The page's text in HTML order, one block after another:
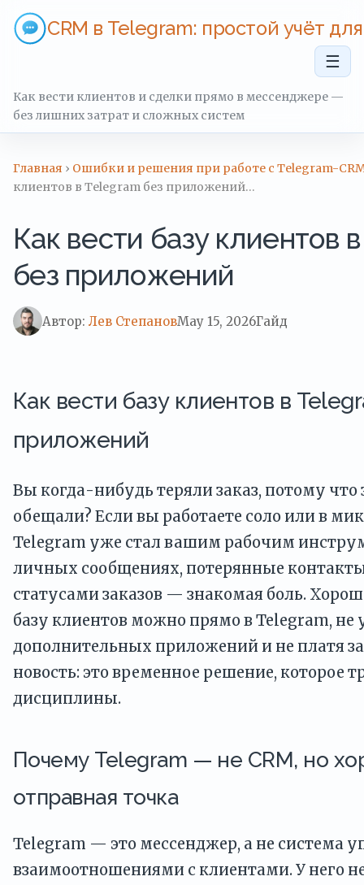
CRM в Telegram: простой учёт
☰
Как вести клиентов и сделки прямо в мессенджере —
без лишних затрат и сложных систем
Главная › Ошибки и решения при работе с Telegram-
клиентов в Telegram без приложений…
Как вести базу клиентов
без приложений
Автор: Лев СтепановMay 15, 2026Гайд
Как вести базу клиентов в
приложений
Вы когда-нибудь теряли заказ, потому
обещали? Если вы работаете соло или в
Telegram уже стал вашим рабочим
личных сообщениях, потерянные
статусами заказов — знакомая боль.
базу клиентов можно прямо в Telegram, не
дополнительных приложений и не платя
новость: это временное решение, которое
дисциплины.
Почему Telegram — не CRM, но
отправная точка
Telegram — это мессенджер, а не система
взаимоотношениями с клиентами. У него